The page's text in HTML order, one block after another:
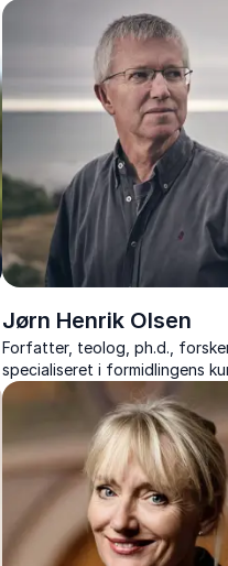
Jørn Henrik Olsen
Forfatter, teolog, ph.d.,
specialiseret i formidlingens
foredrag om kreativitet, sorg,
paradokser og store